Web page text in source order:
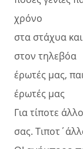
χρόνο
στα στάχυα
στον τηλεβόα
έρωτές μας,
έρωτές μας
Για τίποτε
σας.